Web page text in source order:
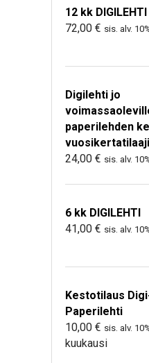
12 kk DIGILEHTI
72,00 € sis. alv.
Digilehti jo
paperilehden
24,00 € sis. alv.
6 kk DIGILEHTI
41,00 € sis. alv.
Kestotilaus
Paperilehti
10,00 € sis. alv.
kuukausi